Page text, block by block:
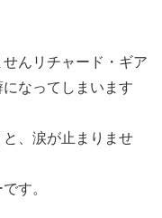
んリチャード・ギア
なってしまいます
、涙が止まりませ
す。